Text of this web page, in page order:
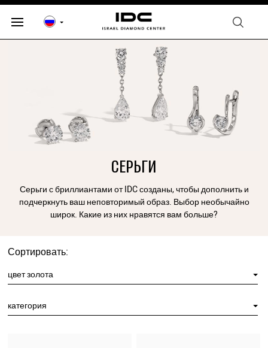
СЕРЬГИ
Серьги с бриллиантами от IDC созданы, чтобы дополнить и
подчеркнуть ваш неповторимый образ. Выбор необычайно
широк. Какие из них нравятся вам больше?
Сортировать:
цвет золота
категория